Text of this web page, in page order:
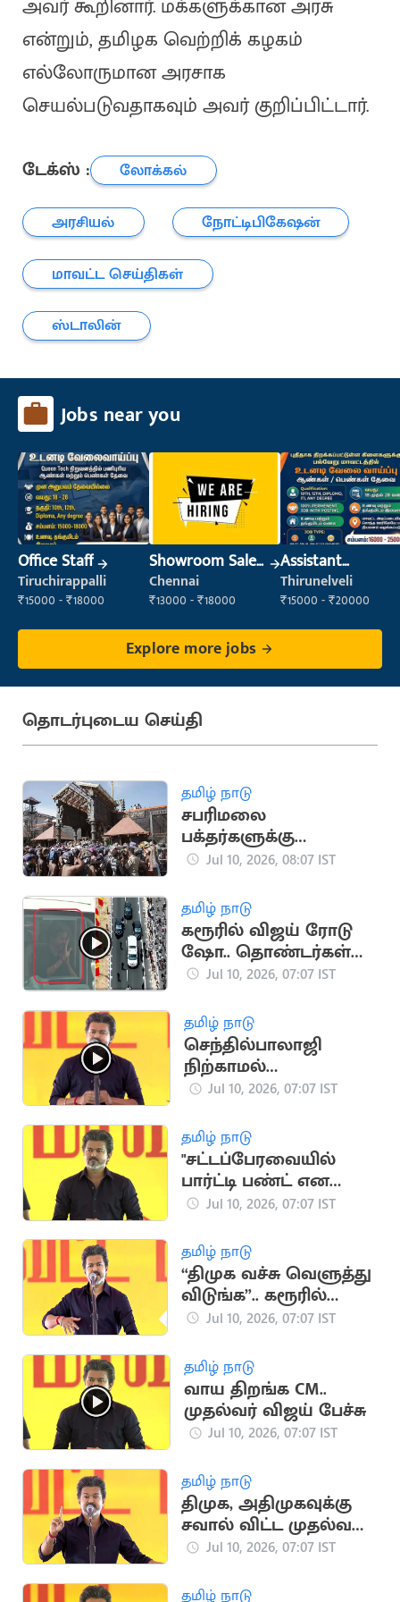
அவர் கூறினார். மக்களுக்கான அரசு
என்றும், தமிழக வெற்றிக் கழகம்
எல்லோருமான அரசாக
செயல்படுவதாகவும் அவர் குறிப்பிட்டார்.
டேக்ஸ் :
லோக்கல்
அரசியல்
நோட்டிபிகேஷன்
மாவட்ட செய்திகள்
ஸ்டாலின்
Jobs near you
Office Staff
Tiruchirappalli
₹15000 - ₹18000
Showroom Sales
Executive (Retail
Sales)
Chennai
₹13000 - ₹18000
Assistant
Manager
Thirunelveli
₹15000 - ₹20000
Explore more jobs
தொடர்புடைய செய்தி
தமிழ் நாடு
சபரிமலை
பக்தர்களுக்கு
அடிப்படை வசதிகள்:
நெரிசல் கட்டுப்பாடு
Jul 10, 2026, 08:07 IST
தமிழ் நாடு
கரூரில் விஜய் ரோடு
ஷோ.. தொண்டர்கள்
உற்சாக வரவேற்பு
Jul 10, 2026, 07:07 IST
தமிழ் நாடு
செந்தில்பாலாஜி
நிற்காமல்
ஓடிக்கொண்டுள்ளார்..
Jul 10, 2026, 07:07 IST
தமிழ் நாடு
"சட்டப்பேரவையில்
பார்ட்டி பண்ட் என
கூறியதும்
Jul 10, 2026, 07:07 IST
தமிழ் நாடு
“திமுக வச்சு வெளுத்து
விடுங்க”.. கரூரில்
விஜய் பேச்சு
Jul 10, 2026, 07:07 IST
தமிழ் நாடு
வாய திறங்க CM..
முதல்வர் விஜய் பேச்சு
Jul 10, 2026, 07:07 IST
தமிழ் நாடு
திமுக, அதிமுகவுக்கு
சவால் விட்ட முதல்வர்
விஜய்
Jul 10, 2026, 07:07 IST
தமிழ் நாடு